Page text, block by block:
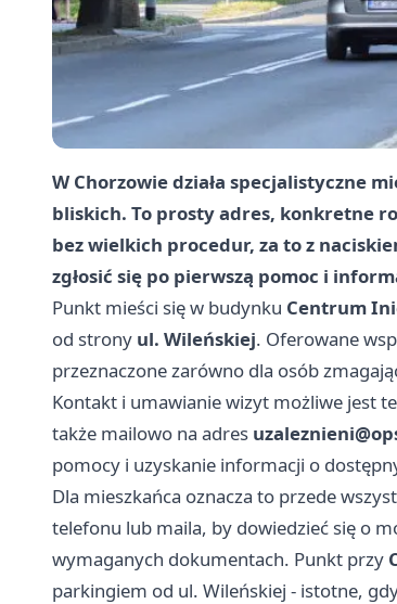
W Chorzowie działa specjalistyczne
bliskich. To prosty adres, konkretne
bez wielkich procedur, za to z
zgłosić się po pierwszą pomoc i
Punkt mieści się w budynku Centrum
od strony ul. Wileńskiej. Oferowane
przeznaczone zarówno dla osób
Kontakt i umawianie wizyt możliwe jest
także mailowo na adres
pomocy i uzyskanie informacji o
Dla mieszkańca oznacza to przede
telefonu lub maila, by dowiedzieć się o
wymaganych dokumentach. Punkt przy
parkingiem od ul. Wileńskiej - istotne,